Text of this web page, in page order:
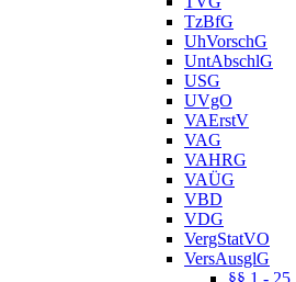
TzBfG
UhVorschG
UntAbschlG
USG
UVgO
VAErstV
VAG
VAHRG
VAÜG
VBD
VDG
VergStatVO
VersAusglG
§§ 1 - 25